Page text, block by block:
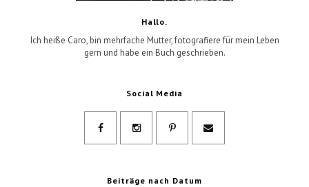
Hallo.
Ich heiße Caro, bin mehrfache Mutter, fotografiere für mein Leben
gern und habe ein Buch geschrieben.
Social Media
Beiträge nach Datum